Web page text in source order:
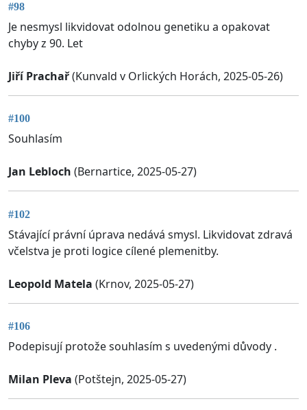
#98
Je nesmysl likvidovat odolnou genetiku a opakovat
chyby z 90. Let
Jiří Prachař(Kunvald v Orlických Horách, 2025-05-26)
#100
Souhlasím
Jan Lebloch (Bernartice, 2025-05-27)
#102
Stávající právní úprava nedává smysl. Likvidovat zdravá
včelstva je proti logice cílené plemenitby.
Leopold Matela (Krnov, 2025-05-27)
#106
Podepisují protože souhlasím s uvedenými důvody .
Milan Pleva (Potštejn, 2025-05-27)